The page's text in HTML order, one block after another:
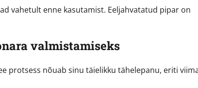
vahetult enne kasutamist. Eeljahvatatud pipar on
valmistamiseks
protsess nõuab sinu täielikku tähelepanu, eriti